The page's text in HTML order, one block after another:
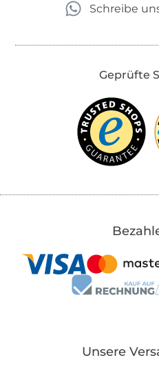
Schreibe
Geprüfte
Unsere